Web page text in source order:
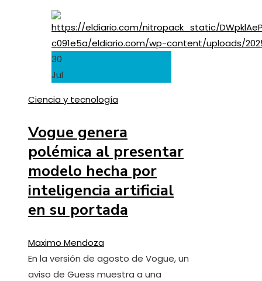
30
Jul
Ciencia y tecnología
Vogue genera
polémica al presentar
modelo hecha por
inteligencia artificial
en su portada
Maximo Mendoza
En la versión de agosto de Vogue, un
aviso de Guess muestra a una